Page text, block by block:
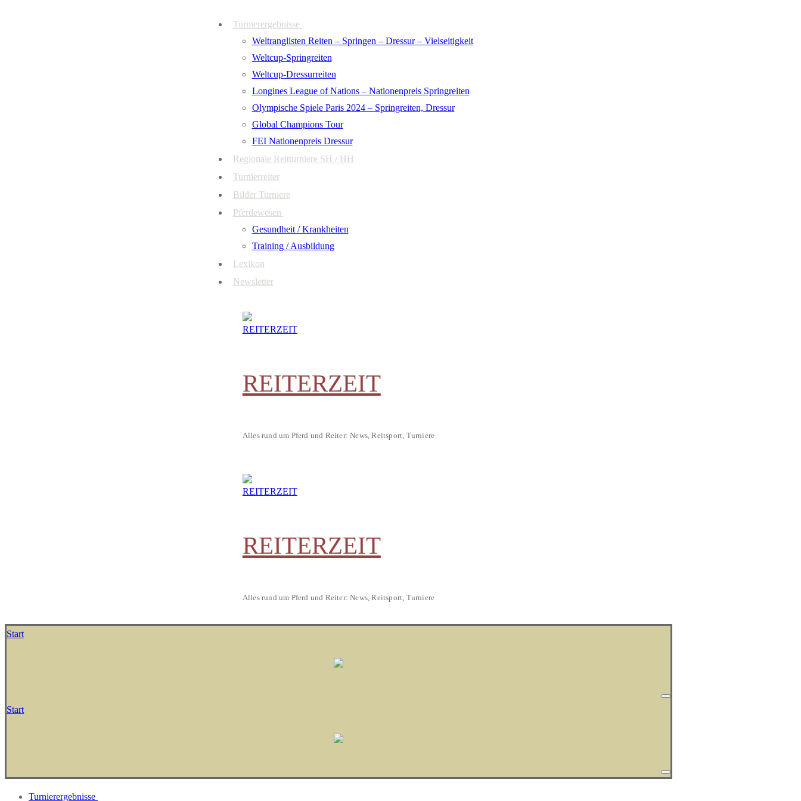
Turnierergebnisse
Weltranglisten Reiten – Springen – Dressur – Vielseitigkeit
Weltcup-Springreiten
Weltcup-Dressurreiten
Longines League of Nations – Nationenpreis Springreiten
Olympische Spiele Paris 2024 – Springreiten, Dressur
Global Champions Tour
FEI Nationenpreis Dressur
Regionale Reitturniere SH / HH
Turnierreiter
Bilder Turniere
Pferdewesen
Gesundheit / Krankheiten
Training / Ausbildung
Lexikon
Newsletter
REITERZEIT
Alles rund um Pferd und Reiter: News, Reitsport, Turniere
REITERZEIT
Alles rund um Pferd und Reiter: News, Reitsport, Turniere
Start
Start
Turnierergebnisse